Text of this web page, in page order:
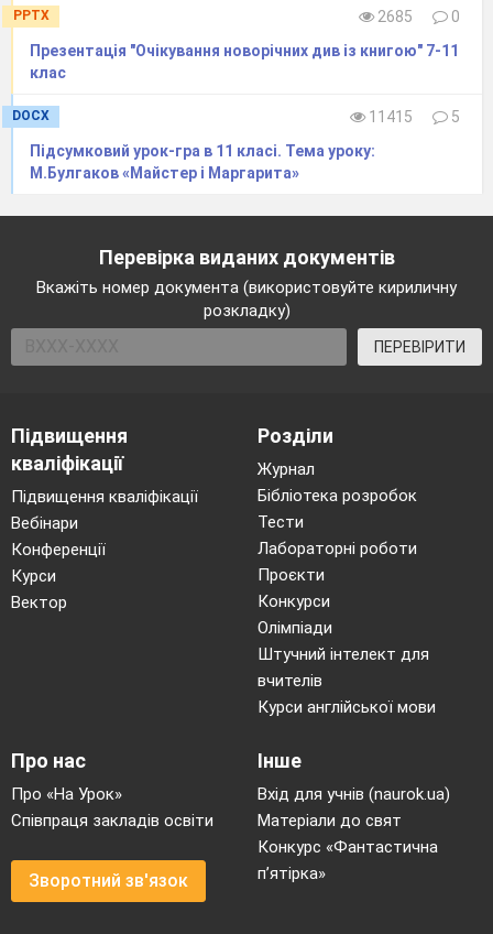
PPTX 2685
0
Презентація "Очікування новорічних див із книгою" 7-11
клас
DOCX 11415
5
Підсумковий урок-гра в 11 класі. Тема уроку:
М.Булгаков «Майстер і Маргарита»
Перевірка виданих документів
Вкажіть номер документа (використовуйте кириличну
розкладку)
ПЕРЕВІРИТИ
Підвищення
кваліфікації
Підвищення кваліфікації
Вебінари
Конференції
Курси
Вектор
Розділи
Журнал
Бібліотека розробок
Тести
Лабораторні роботи
Проєкти
Конкурси
Олімпіади
Штучний інтелект для
вчителів
Курси англійської мови
Про нас
Про «На Урок»
Співпраця закладів освіти
Зворотний зв'язок
Інше
Вхід для учнів (naurok.ua)
Матеріали до свят
Конкурс «Фантастична
п’ятірка»